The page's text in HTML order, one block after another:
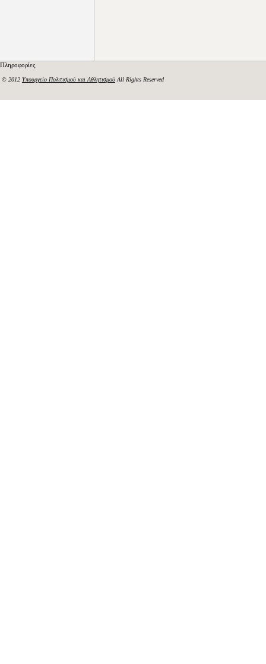
Πληροφορίες
© 2012 Υπουργείο Πολιτισμού και Αθλητισμού All Rights Reserved